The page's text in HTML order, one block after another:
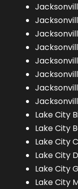
Lake City
Lake City
Lake City
Lake City
Lake City
Lake City